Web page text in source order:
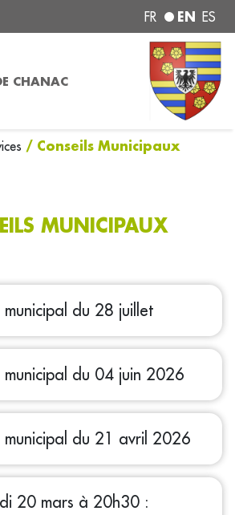
FR EN ES
CHANAC
/ Conseils Municipaux
MUNICIPAUX
municipal du 28 juillet
municipal du 04 juin 2026
municipal du 21 avril 2026
20 mars à 20h30 :